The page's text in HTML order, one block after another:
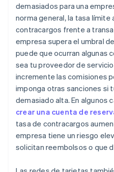
demasiados para una
norma general, la tasa límite
contracargos frente a
empresa supera el umbral
puede que ocurran algunas
sea tu proveedor de
incremente las comisiones
imponga otras sanciones si
demasiado alta. En algunos
crear una cuenta de
tasa de contracargos
empresa tiene un riesgo
solicitan reembolsos o que